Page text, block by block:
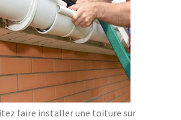
faire installer une toiture sur